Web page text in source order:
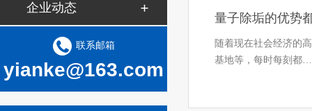
企业动态
联系邮箱
yianke@163.com
量子除垢的优势
随着现在社会经济的
基地等，每时每刻都…